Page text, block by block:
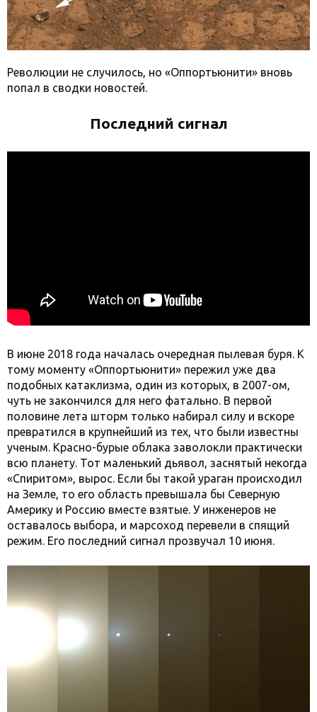
Революции не случилось, но «Оппортьюнити» вновь
попал в сводки новостей.
Последний сигнал
В июне 2018 года началась очередная пылевая буря. К
тому моменту «Оппортьюнити» пережил уже два
подобных катаклизма, один из которых, в 2007-ом,
чуть не закончился для него фатально. В первой
половине лета шторм только набирал силу и вскоре
превратился в крупнейший из тех, что были известны
ученым. Красно-бурые облака заволокли практически
всю планету. Тот маленький дьявол, заснятый некогда
«Спиритом», вырос. Если бы такой ураган происходил
на Земле, то его область превышала бы Северную
Америку и Россию вместе взятые. У инженеров не
оставалось выбора, и марсоход перевели в спящий
режим. Его последний сигнал прозвучал 10 июня.